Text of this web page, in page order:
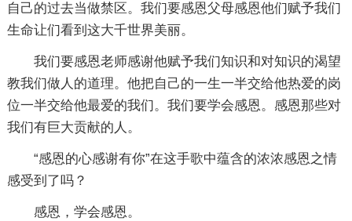
自己的过去当做禁区。我们要感恩父母感恩他们赋予我们
生命让们看到这大千世界美丽。
我们要感恩老师感谢他赋予我们知识和对知识的渴望
教我们做人的道理。他把自己的一生一半交给他热爱的岗
位一半交给他最爱的我们。我们要学会感恩。感恩那些对
我们有巨大贡献的人。
“感恩的心感谢有你”在这手歌中蕴含的浓浓感恩之情
感受到了吗？
感恩，学会感恩。